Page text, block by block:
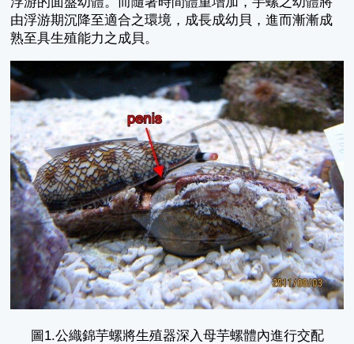
由浮游期沉降至適合之環境，成長成幼貝，進而漸漸成
熟至具生殖能力之成貝。
圖1.公織錦芋螺將生殖器深入母芋螺體內進行交配